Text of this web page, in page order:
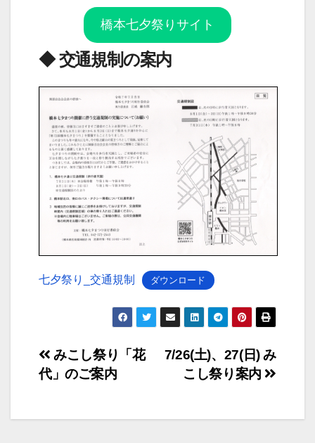
橋本七夕祭りサイト
◆ 交通規制の案内
七夕祭り_交通規制 ダウンロード
投
稿
ナ
7/26(土)、27(日) み
こし祭り案内
みこし祭り「花
代」のご案内